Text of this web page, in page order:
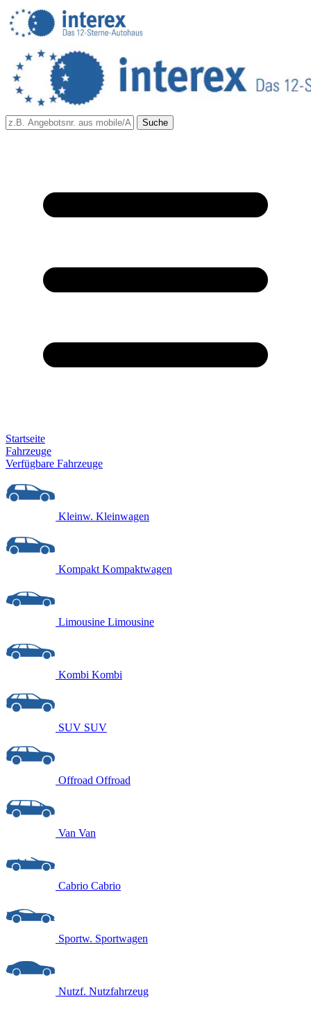
Suche
Startseite
Fahrzeuge
Verfügbare Fahrzeuge
Kleinw. Kleinwagen
Kompakt Kompaktwagen
Limousine Limousine
Kombi Kombi
SUV SUV
Offroad Offroad
Van Van
Cabrio Cabrio
Sportw. Sportwagen
Nutzf. Nutzfahrzeug